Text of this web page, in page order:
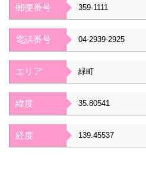
郵便番号 359-1111
電話番号 04-2939-2925
エリア 緑町
緯度 35.80541
経度 139.45537